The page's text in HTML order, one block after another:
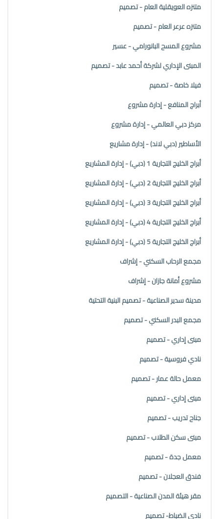
متنزه العويقلية العام - تصميم
متنزه عرعر العام - تصميم
مشروع المسح البانورامي - عسير
المبنى الإداري لشركة أحمد عابد - تصميم
فيلا خاصة - تصميم
أبراج المنافع - إدارة مشروع
مركز دبي العالمي - إدارة مشروع
الأساطير (دبي لاند) - إدارة مشاريع
أبراج الخليج التجارية 1 (دبي) - إدارة المشاريع
أبراج الخليج التجارية 2 (دبي) - إدارة المشاريع
أبراج الخليج التجارية 3 (دبي) - إدارة المشاريع
أبراج الخليج التجارية 4 (دبي) - إدارة المشاريع
أبراج الخليج التجارية 5 (دبي) - إدارة المشاريع
مجمع الرحاب السكني - إشراف
مشروع أمانة جازان - إشراف
مدينة سدير الصناعية - تصميم البنية التحتية
مجمع البدر السكني - تصميم
مبنى إداري - تصميم
نادي فروسية - تصميم
معمل حالة عمار - تصميم
مبنى إداري - تصميم
جناح تدريب - تصميم
مبنى سكن الطلاب - تصميم
معمل جدة - تصميم
فندق العجلان - تصميم
مقر هيئة المدن الصناعية - التصميم
نادي الضباط- تصميم